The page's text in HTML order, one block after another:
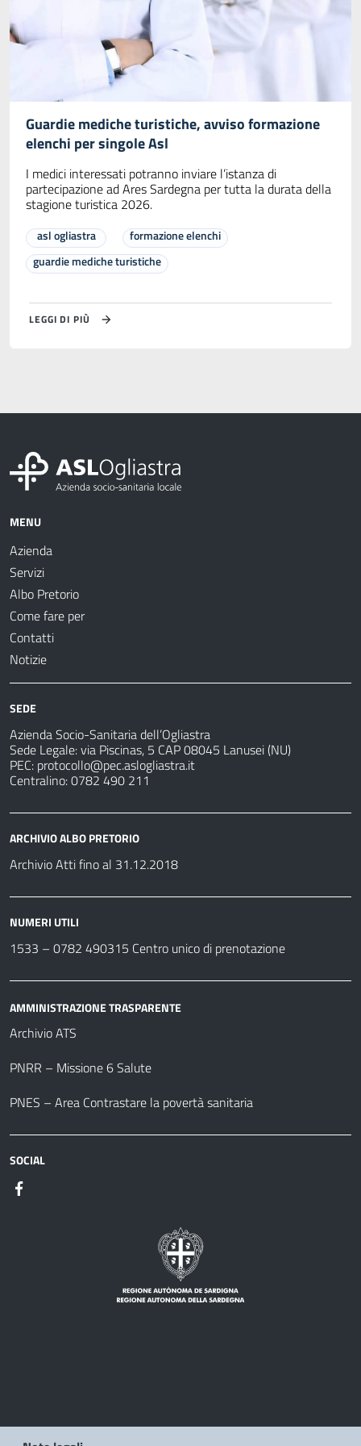
Guardie mediche turistiche, avviso formazione
elenchi per singole Asl
I medici interessati potranno inviare l’istanza di
partecipazione ad Ares Sardegna per tutta la durata della
stagione turistica 2026.
asl ogliastra
formazione elenchi
guardie mediche turistiche
LEGGI DI PIÙ
MENU
Azienda
Servizi
Albo Pretorio
Come fare per
Contatti
Notizie
SEDE
Azienda Socio-Sanitaria dell’Ogliastra
Sede Legale: via Piscinas, 5 CAP 08045 Lanusei (NU)
PEC: protocollo@pec.aslogliastra.it
Centralino: 0782 490 211
ARCHIVIO ALBO PRETORIO
Archivio Atti fino al 31.12.2018
NUMERI UTILI
1533 – 0782 490315 Centro unico di prenotazione
AMMINISTRAZIONE TRASPARENTE
Archivio ATS
PNRR – Missione 6 Salute
PNES – Area Contrastare la povertà sanitaria
SOCIAL